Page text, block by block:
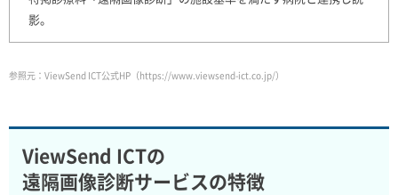
影。
参照元：ViewSend ICT公式HP（https://www.viewsend-ict.co.jp/）
ViewSend ICTの
遠隔画像診断サービスの特徴